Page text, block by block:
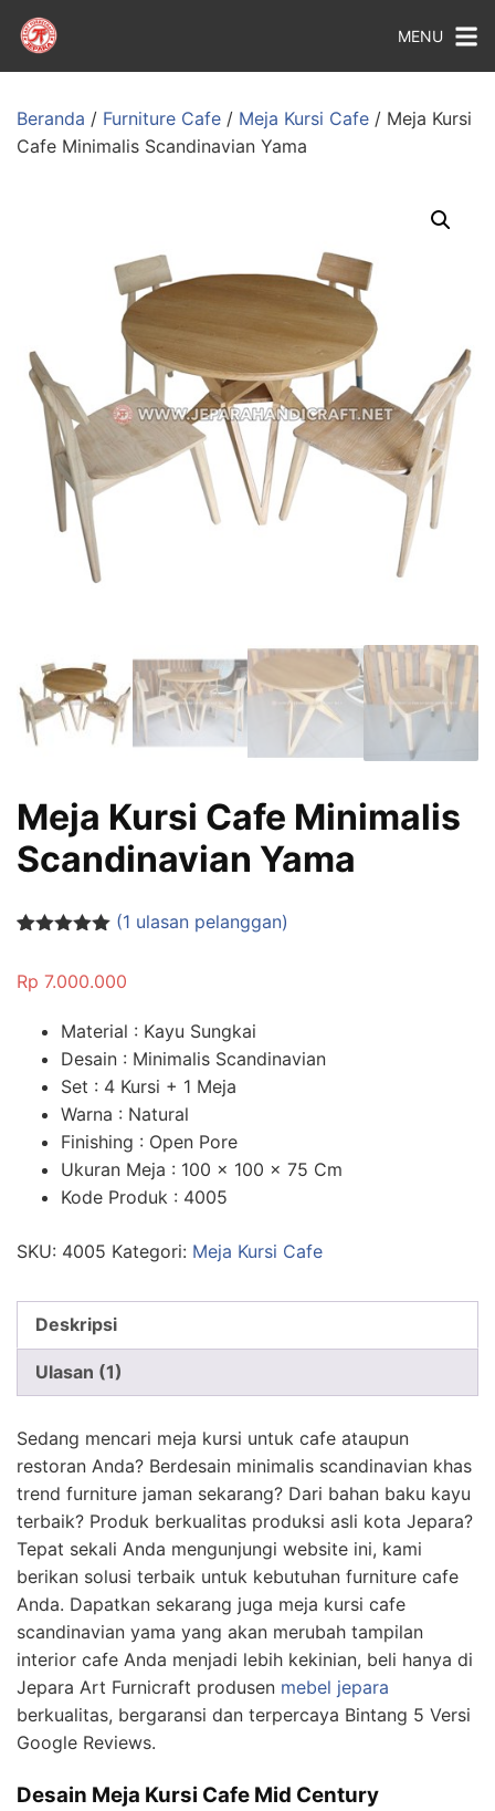
MENU
Beranda / Furniture Cafe / Meja Kursi Cafe / Meja Kursi
Cafe Minimalis Scandinavian Yama
Meja Kursi Cafe Minimalis
Scandinavian Yama
berdasarka
(1 ulasan pelanggan)
Rp 7.000.000
Material : Kayu Sungkai
Desain : Minimalis Scandinavian
Set : 4 Kursi + 1 Meja
Warna : Natural
Finishing : Open Pore
Ukuran Meja : 100 x 100 x 75 Cm
Kode Produk : 4005
SKU: 4005 Kategori: Meja Kursi Cafe
Deskripsi
Ulasan (1)
Sedang mencari meja kursi untuk cafe ataupun
restoran Anda? Berdesain minimalis scandinavian khas
trend furniture jaman sekarang? Dari bahan baku kayu
terbaik? Produk berkualitas produksi asli kota Jepara?
Tepat sekali Anda mengunjungi website ini, kami
berikan solusi terbaik untuk kebutuhan furniture cafe
Anda. Dapatkan sekarang juga meja kursi cafe
scandinavian yama yang akan merubah tampilan
interior cafe Anda menjadi lebih kekinian, beli hanya di
Jepara Art Furnicraft produsen mebel jepara
berkualitas, bergaransi dan terpercaya Bintang 5 Versi
Google Reviews.
Desain Meja Kursi Cafe Mid Century